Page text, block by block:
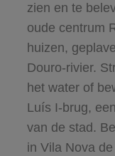
zien en te
oude centrum
huizen,
Douro-rivier.
het water of
Luís I-brug,
van de stad.
in Vila Nova